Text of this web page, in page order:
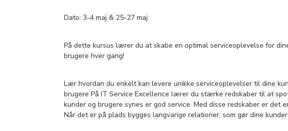
Dato: 3-4 maj & 25-27 maj
På dette kursus lærer du at skabe en optimal serviceoplevelse for
brugere hver gang!
Lær hvordan du enkelt kan levere unikke serviceoplevelser til dine
brugere På IT Service Excellence lærer du stærke redskaber til at
kunder og brugere synes er god service. Med disse redskaber er
Når det er på plads bygges langvarige relationer, som gør dine